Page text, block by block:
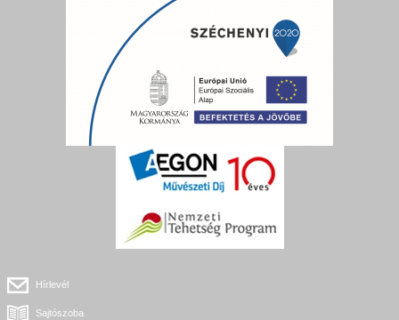
Hírlevél
Sajtószoba